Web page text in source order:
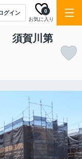
グイン
お気に入り
0
賀川第